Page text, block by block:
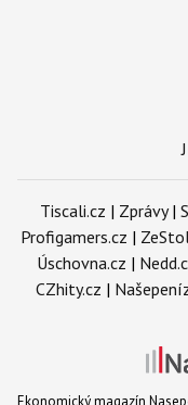
Tiscali.cz | Zprávy|
Profigamers.cz |
Úschovna.cz |
CZhity.cz |
Ekonomický magazín